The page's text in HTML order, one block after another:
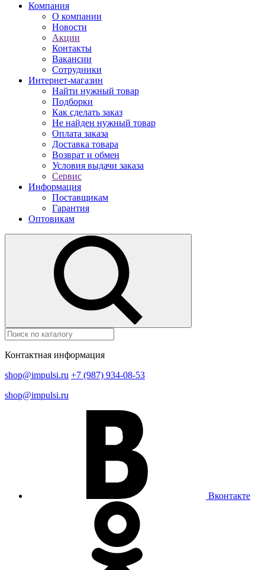
Компания
О компании
Новости
Акции
Контакты
Вакансии
Сотрудники
Интернет-магазин
Найти нужный товар
Подборки
Как сделать заказ
Не найден нужный товар
Оплата заказа
Доставка товара
Возврат и обмен
Условия выдачи заказа
Сервис
Информация
Поставщикам
Гарантия
Оптовикам
Контактная информация
shop@impulsi.ru +7 (987) 934-08-53
shop@impulsi.ru
Вконтакте